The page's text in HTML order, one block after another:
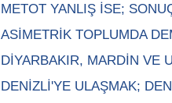
METOT YANLIŞ İSE;
ASİMETRİK TOPLUMDA
DİYARBAKIR, MARDİN VE
DENİZLİ'YE ULAŞMAK;